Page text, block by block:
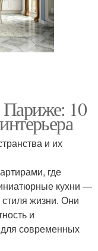
10
и их
где
кухни —
жизни. Они
и
современных